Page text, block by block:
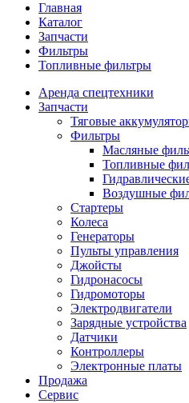
Главная
Каталог
Запчасти
Фильтры
Топливные фильтры
Аренда спецтехники
Запчасти
Тяговые
Фильтры
Масляные
Топливные
Воздушные
Стартеры
Колеса
Генераторы
Пульты управления
Джойсты
Гидронасосы
Гидромоторы
Электродвигатели
Зарядные устройства
Датчики
Контроллеры
Электронные платы
Продажа
Сервис